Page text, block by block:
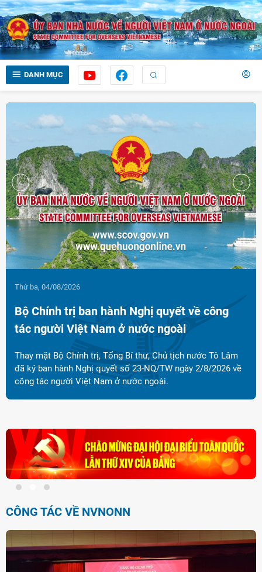
DANH MỤC
Thứ hai, 03/08/2026
Khai mạc Hội nghị Ngoại giao lần thứ 33:
Tổng Bí thư, Chủ tịch nước Tô Lâm dự 'ngày
Sáng 1/8, tại Hà Nội đã diễn ra lễ Khai mạc Hội nghị Ngoại
giao lần thứ 33 với chủ đề "Phát huy vai trò tiên phong và
thực hiện nhiệm vụ trọng yếu, thường xuyên của đối ngoại
CÔNG TÁC VỀ NVNONN